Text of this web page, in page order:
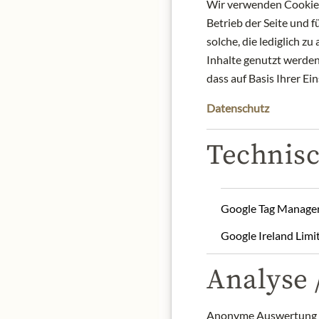
Weingut Gantenbein
Daniel Gantenbein
Noir, der zu den
enormer Komplexität
Schokolade, Nelken,
Gaumen:
Konzentriert
Rebsorte:100% Pinot
Herkunft: Schweiz /
Wir verwenden
Betrieb der Seite und
solche, die lediglich
Inhalte genutzt
dass auf Basis Ihrer
Datenschutz
Google Tag
Google Ireland
Analyse
Anonyme